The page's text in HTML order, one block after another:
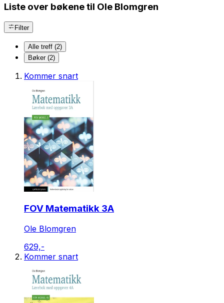
Liste over bøkene til Ole Blomgren
Filter
Alle treff (2)
Bøker (2)
Kommer snart
FOV Matematikk 3A
Ole Blomgren
629,-
Kommer snart